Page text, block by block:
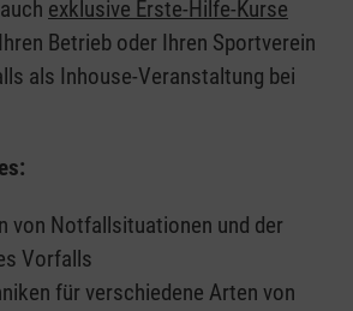
exklusive Erste-Hilfe-Kurse
Betrieb oder Ihren Sportverein
als Inhouse-Veranstaltung bei
von Notfallsituationen und der
Vorfalls
für verschiedene Arten von